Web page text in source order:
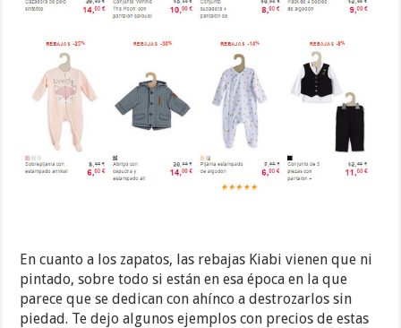
En cuanto a los zapatos, las rebajas Kiabi vienen que ni
pintado, sobre todo si están en esa época en la que
parece que se dedican con ahínco a destrozarlos sin
piedad. Te dejo algunos ejemplos con precios de estas